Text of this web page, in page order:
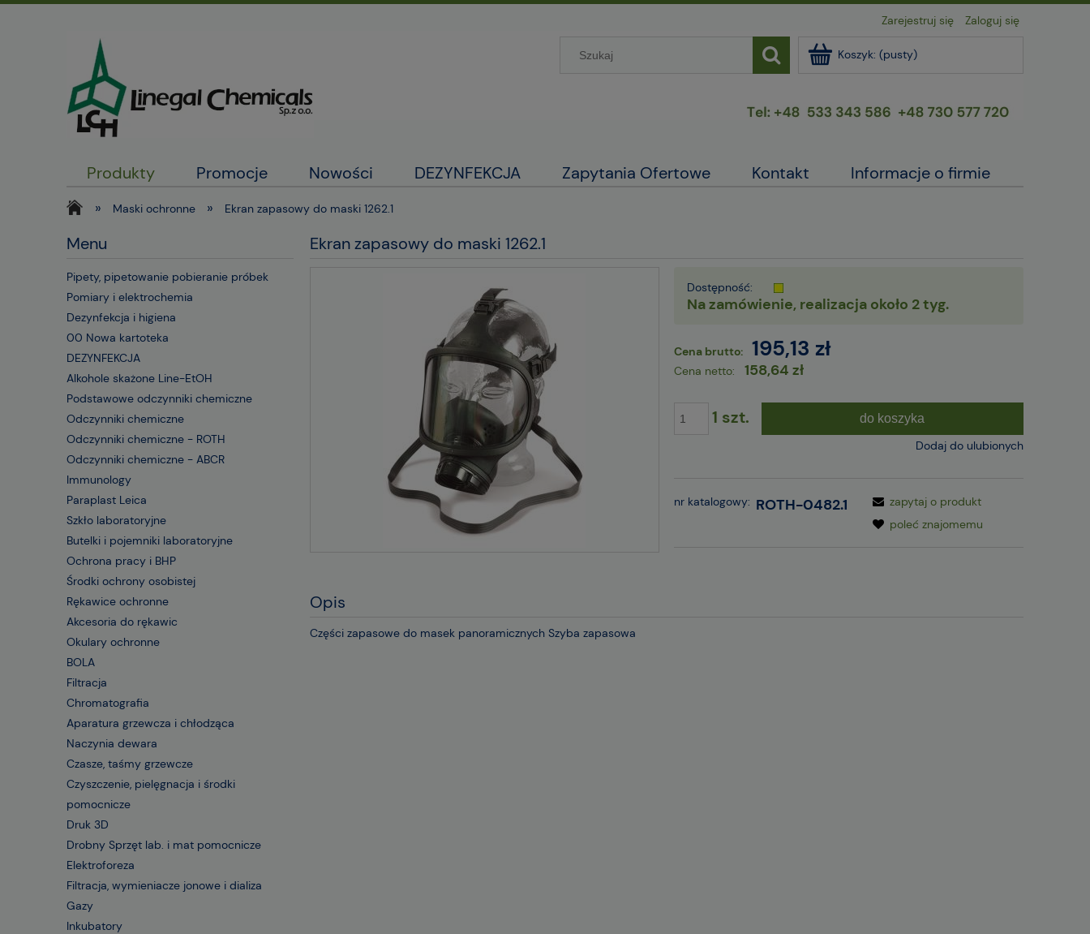
Zarejestruj się Zaloguj się
Koszyk: (pusty)
Produkty Promocje Nowości DEZYNFEKCJA Zapytania Ofertowe Kontakt Informacje o firmie
» Maski ochronne » Ekran zapasowy do maski 1262.1
Menu
Pipety, pipetowanie pobieranie próbek
Pomiary i elektrochemia
Dezynfekcja i higiena
00 Nowa kartoteka
DEZYNFEKCJA
Alkohole skażone Line-EtOH
Podstawowe odczynniki chemiczne
Odczynniki chemiczne
Odczynniki chemiczne - ROTH
Odczynniki chemiczne - ABCR
Immunology
Paraplast Leica
Szkło laboratoryjne
Butelki i pojemniki laboratoryjne
Ochrona pracy i BHP
Środki ochrony osobistej
Rękawice ochronne
Akcesoria do rękawic
Okulary ochronne
BOLA
Filtracja
Chromatografia
Aparatura grzewcza i chłodząca
Naczynia dewara
Czasze, taśmy grzewcze
Czyszczenie, pielęgnacja i środki
pomocnicze
Druk 3D
Drobny Sprzęt lab. i mat pomocnicze
Elektroforeza
Filtracja, wymieniacze jonowe i dializa
Gazy
Inkubatory
Ekran zapasowy do maski 1262.1
Dostępność:
Na zamówienie, realizacja około 2 tyg.
Cena brutto: 195,13 zł
Cena netto: 158,64 zł
1 szt.
do koszyka
Dodaj do ulubionych
nr katalogowy: ROTH-0482.1
zapytaj o produkt
poleć znajomemu
Opis
Części zapasowe do masek panoramicznych Szyba zapasowa